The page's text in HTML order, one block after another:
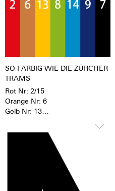
Uhr zu einem hochemotionalen
SO FARBIG WIE DIE ZÜRCHER
TRAMS
Rot Nr: 2/15
Orange Nr: 6
Gelb Nr: 13
Tiffany Nr: 14
Dunkelblau Nr: 9